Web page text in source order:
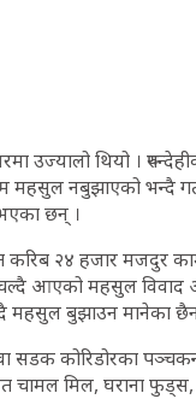
उज्यालो थियो ।
महसुल नबुझाएको भन्दै
भएका छन् ।
करिब २४ हजार मजदुर
आएको महसुल विवाद
महसुल बुझाउन मानेका
कोरिडोरका
मिल, घराना फुड्स,